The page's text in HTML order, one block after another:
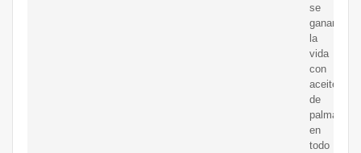
se
ganan
la
vida
con
aceite
de
palma
en
todo